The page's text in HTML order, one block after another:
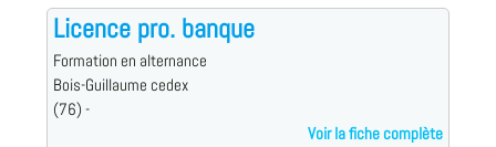
Licence pro. banque
Formation en alternance
Bois-Guillaume cedex
(76) -
Voir la fiche complète